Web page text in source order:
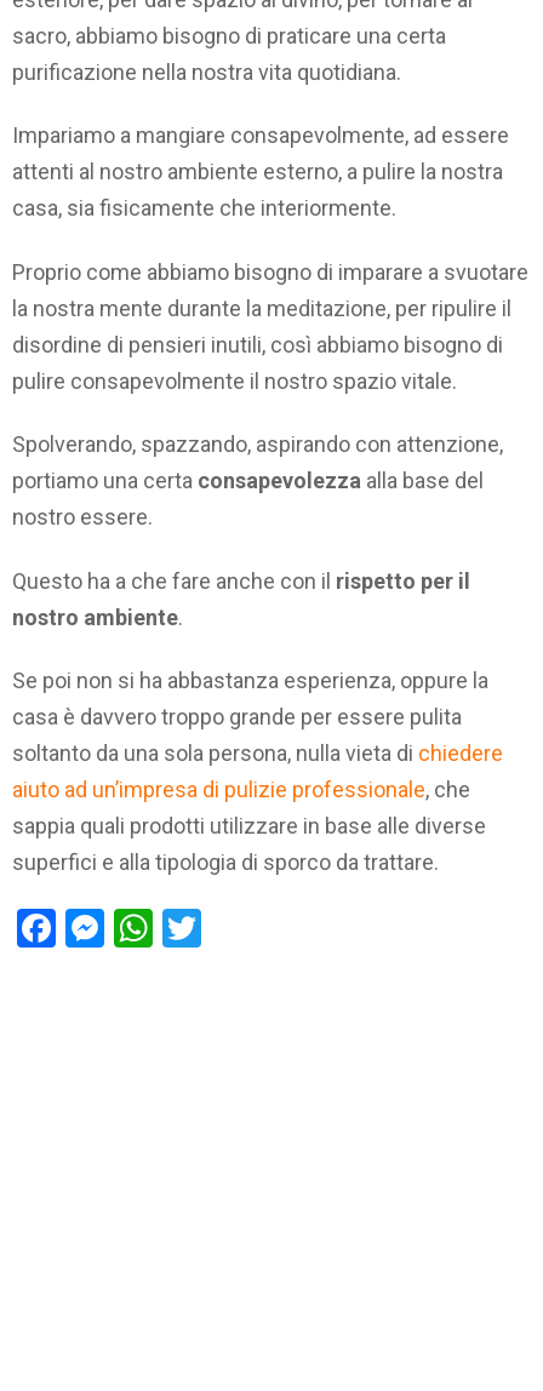
sacro, abbiamo bisogno di praticare una certa
purificazione nella nostra vita quotidiana.
Impariamo a mangiare consapevolmente, ad essere
attenti al nostro ambiente esterno, a pulire la nostra
casa, sia fisicamente che interiormente.
Proprio come abbiamo bisogno di imparare a svuotare
la nostra mente durante la meditazione, per ripulire il
disordine di pensieri inutili, così abbiamo bisogno di
pulire consapevolmente il nostro spazio vitale.
Spolverando, spazzando, aspirando con attenzione,
portiamo una certa consapevolezza alla base del
nostro essere.
Questo ha a che fare anche con il rispetto per il
nostro ambiente.
Se poi non si ha abbastanza esperienza, oppure la
casa è davvero troppo grande per essere pulita
soltanto da una sola persona, nulla vieta di chiedere
aiuto ad un’impresa di pulizie professionale, che
sappia quali prodotti utilizzare in base alle diverse
superfici e alla tipologia di sporco da trattare.
Facebook
Messenger
WhatsApp